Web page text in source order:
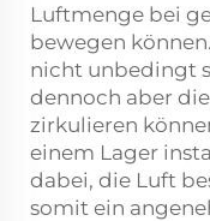
Luftmenge bei
bewegen
nicht unbedingt
dennoch aber
zirkulieren
einem Lager
dabei, die Luft
somit ein